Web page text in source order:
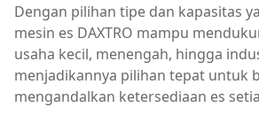
Dengan pilihan tipe dan kapasitas
mesin es DAXTRO mampu
usaha kecil, menengah, hingga
menjadikannya pilihan tepat untuk
mengandalkan ketersediaan es